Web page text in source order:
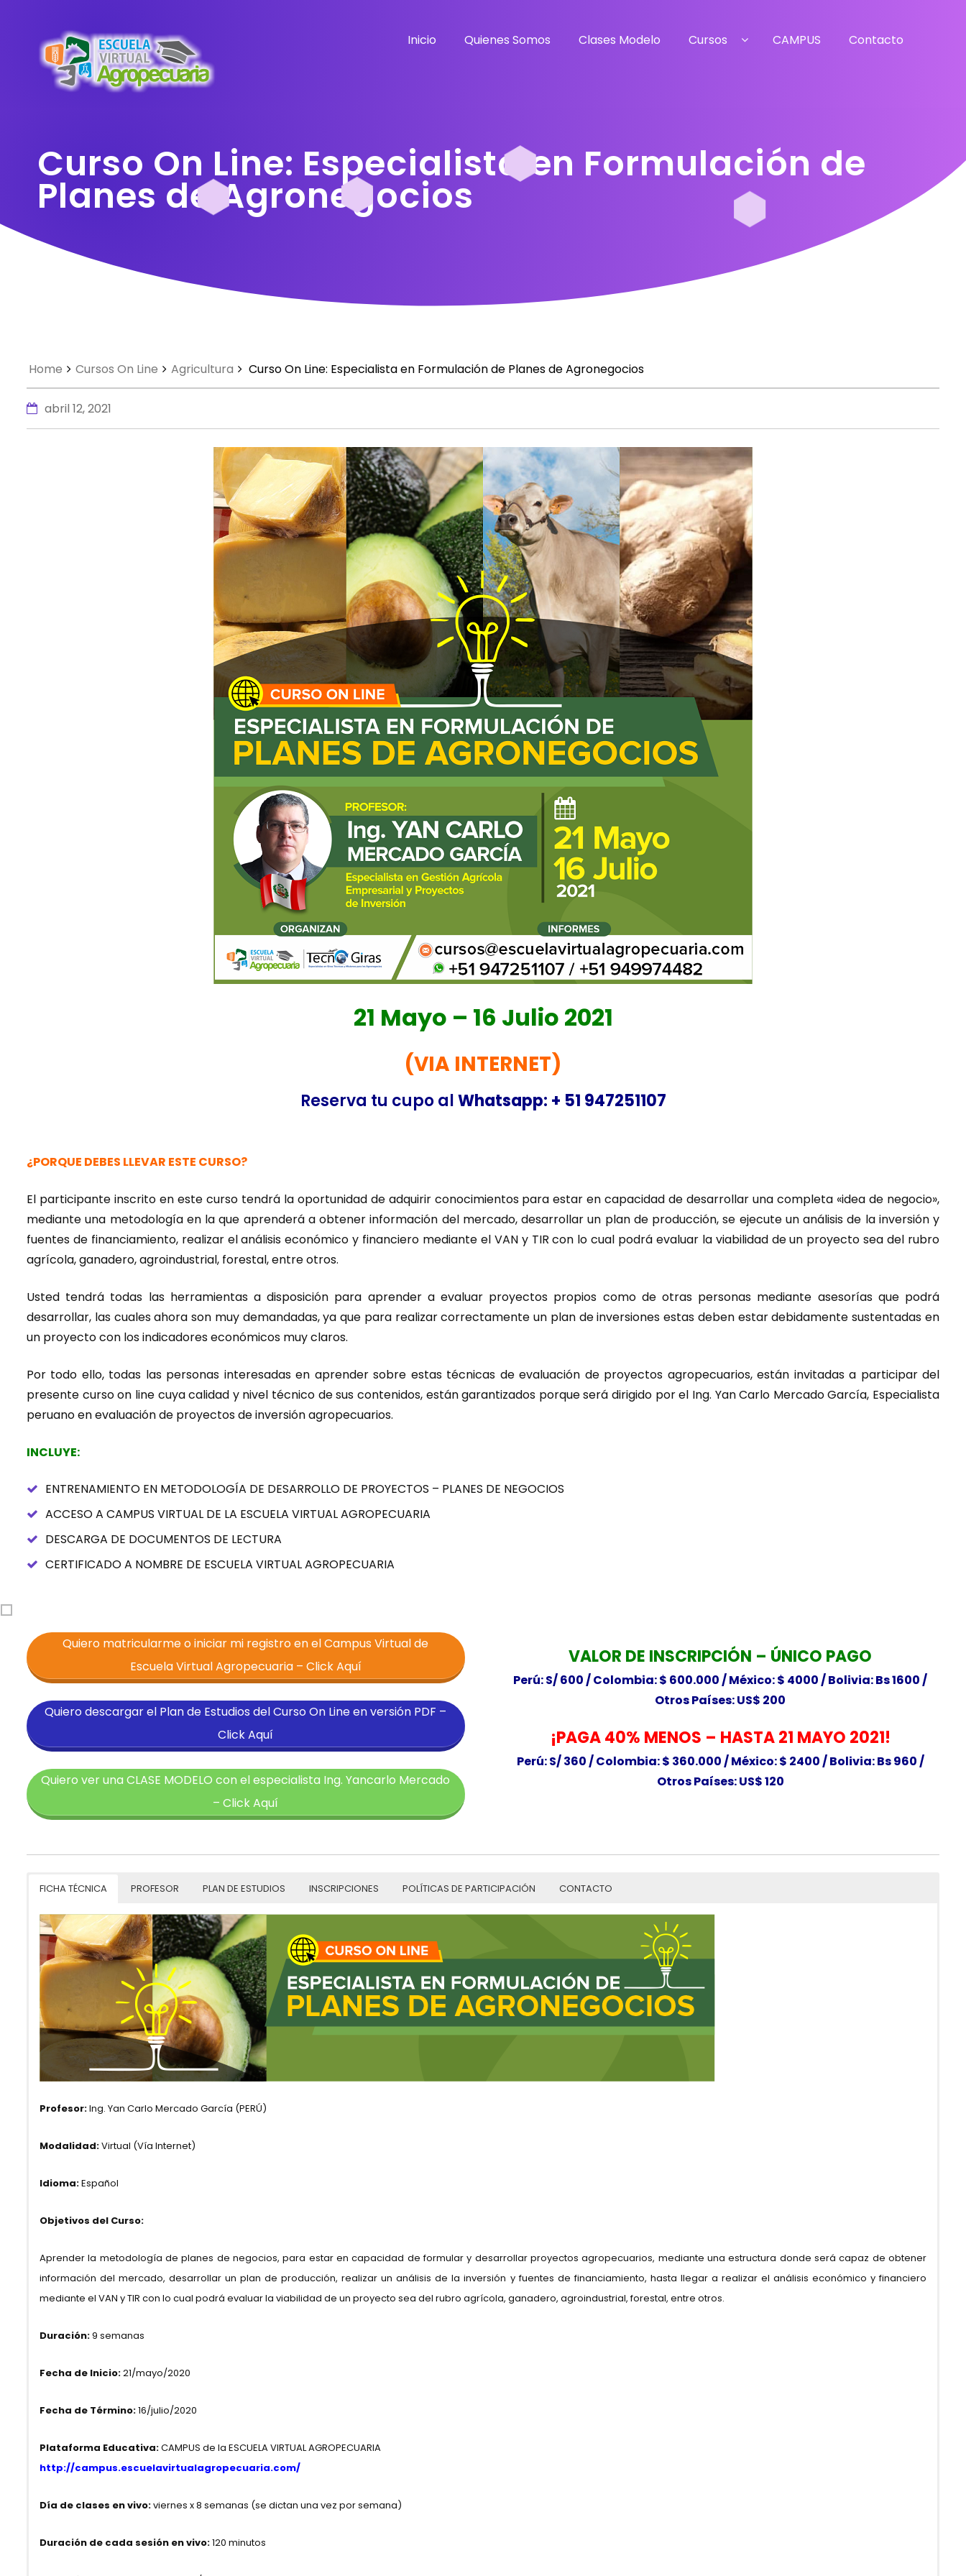
Inicio Quienes Somos Clases Modelo Cursos CAMPUS Contacto
Curso On Line: Especialista en Formulación de
Planes de Agronegocios
Home Cursos On Line Agricultura Curso On Line: Especialista en Formulación de Planes de Agronegocios
abril 12, 2021
21 Mayo – 16 Julio 2021
(VIA INTERNET)
Reserva tu cupo alWhatsapp: + 51 947251107
¿PORQUE DEBES LLEVAR ESTE CURSO?
El participante inscrito en este curso tendrá la oportunidad de adquirir conocimientos para estar en capacidad de desarrollar una completa «idea de negocio»,
mediante una metodología en la que aprenderá a obtener información del mercado, desarrollar un plan de producción, se ejecute un análisis de la inversión y
fuentes de financiamiento, realizar el análisis económico y financiero mediante el VAN y TIR con lo cual podrá evaluar la viabilidad de un proyecto sea del rubro
agrícola, ganadero, agroindustrial, forestal, entre otros.
Usted tendrá todas las herramientas a disposición para aprender a evaluar proyectos propios como de otras personas mediante asesorías que podrá
desarrollar, las cuales ahora son muy demandadas, ya que para realizar correctamente un plan de inversiones estas deben estar debidamente sustentadas en
un proyecto con los indicadores económicos muy claros.
Por todo ello, todas las personas interesadas en aprender sobre estas técnicas de evaluación de proyectos agropecuarios, están invitadas a participar del
presente curso on line cuya calidad y nivel técnico de sus contenidos, están garantizados porque será dirigido por el Ing. Yan Carlo Mercado García, Especialista
peruano en evaluación de proyectos de inversión agropecuarios.
INCLUYE:
ENTRENAMIENTO EN METODOLOGÍA DE DESARROLLO DE PROYECTOS – PLANES DE NEGOCIOS
ACCESO A CAMPUS VIRTUAL DE LA ESCUELA VIRTUAL AGROPECUARIA
DESCARGA DE DOCUMENTOS DE LECTURA
CERTIFICADO A NOMBRE DE ESCUELA VIRTUAL AGROPECUARIA
Quiero matricularme o iniciar mi registro en el Campus Virtual de
Escuela Virtual Agropecuaria – Click Aquí
Quiero descargar el Plan de Estudios del Curso On Line en versión PDF –
Click Aquí
Quiero ver una CLASE MODELO con el especialista Ing. Yancarlo Mercado
– Click Aquí
VALOR DE INSCRIPCIÓN – ÚNICO PAGO
Perú: S/ 600 /Colombia: $ 600.000 / México: $ 4000 / Bolivia: Bs 1600 /
Otros Países: US$ 200
¡PAGA 40% MENOS – HASTA 21 MAYO 2021!
Perú: S/ 360 /Colombia: $ 360.000 / México: $ 2400 / Bolivia: Bs 960 /
Otros Países: US$ 120
FICHA TÉCNICA PROFESOR PLAN DE ESTUDIOS INSCRIPCIONES POLÍTICAS DE PARTICIPACIÓN CONTACTO
Profesor:Ing. Yan Carlo Mercado García (PERÚ)
Modalidad:Virtual (Vía Internet)
Idioma:Español
Objetivos del Curso:
Aprender la metodología de planes de negocios, para estar en capacidad de formular y desarrollar proyectos agropecuarios, mediante una estructura donde será capaz de obtener
información del mercado, desarrollar un plan de producción, realizar un análisis de la inversión y fuentes de financiamiento, hasta llegar a realizar el análisis económico y financiero
mediante el VAN y TIR con lo cual podrá evaluar la viabilidad de un proyecto sea del rubro agrícola, ganadero, agroindustrial, forestal, entre otros.
Duración:9 semanas
Fecha de Inicio:21/mayo/2020
Fecha de Término:16/julio/2020
Plataforma Educativa:CAMPUS de la ESCUELA VIRTUAL AGROPECUARIA
http://campus.escuelavirtualagropecuaria.com/
Día de clases en vivo:viernes x 8 semanas (se dictan una vez por semana)
Duración de cada sesión en vivo:120 minutos